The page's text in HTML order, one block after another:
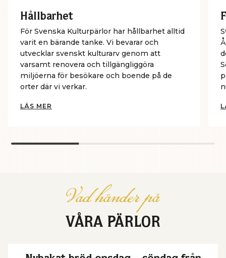
Hållbarhet
För Svenska Kulturpärlor har hållbarhet alltid
varit en bärande tanke. Vi bevarar och
utvecklar svenskt kulturarv genom att
varsamt renovera och tillgängliggöra
miljöerna för besökare och boende på de
orter där vi verkar.
LÄS MER
Vad händer på
VÅRA PÄRLOR